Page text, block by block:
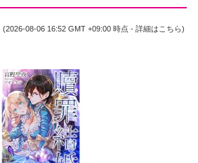
(2026-08-06 16:52 GMT +09:00 時点 -詳細はこちら)